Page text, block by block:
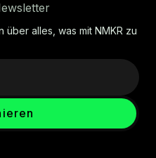
alles, was mit NMKR zu